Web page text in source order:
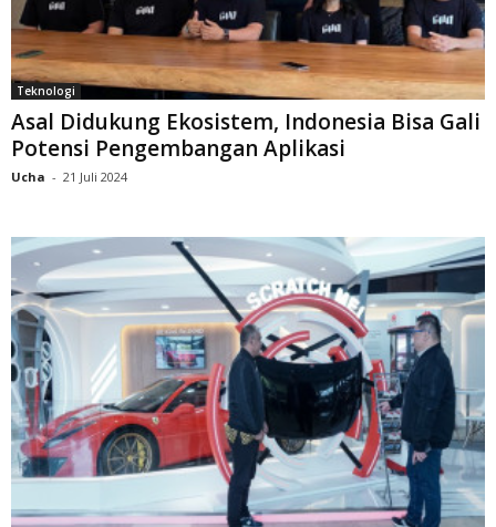
Teknologi
Asal Didukung Ekosistem, Indonesia Bisa Gali
Potensi Pengembangan Aplikasi
Ucha - 21 Juli 2024